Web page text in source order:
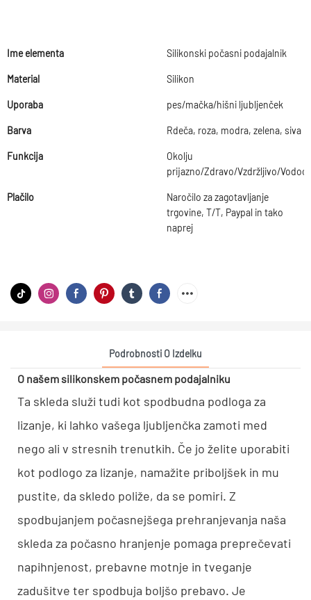
Ime elementa Silikonski počasni podajalnik
Material Silikon
Uporaba pes/mačka/hišni ljubljenček
Barva Rdeča, roza, modra, zelena, siva
Funkcija
Okolju
prijazno/Zdravo/Vzdržljivo/
Plačilo
Naročilo za zagotavljanje
trgovine, T/T, Paypal in tako
naprej
Podrobnosti O Izdelku
O našem silikonskem počasnem podajalniku
Ta skleda služi tudi kot spodbudna podloga za
lizanje, ki lahko vašega ljubljenčka zamoti med
nego ali v stresnih trenutkih. Če jo želite uporabiti
kot podlogo za lizanje, namažite priboljšek in mu
pustite, da skledo poliže, da se pomiri. Z
spodbujanjem počasnejšega prehranjevanja naša
skleda za počasno hranjenje pomaga preprečevati
napihnjenost, prebavne motnje in tveganje
zadušitve ter spodbuja boljšo prebavo. Je